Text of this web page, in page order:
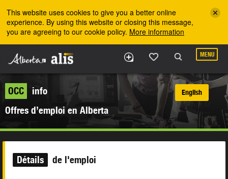
This website uses cookies to give you a better online
experience. By using this website or closing this message,
you are agreeing to our cookie policy. More information
MENU
OCC
info
Offres d’emploi en Alberta
English
Détails de l'emploi